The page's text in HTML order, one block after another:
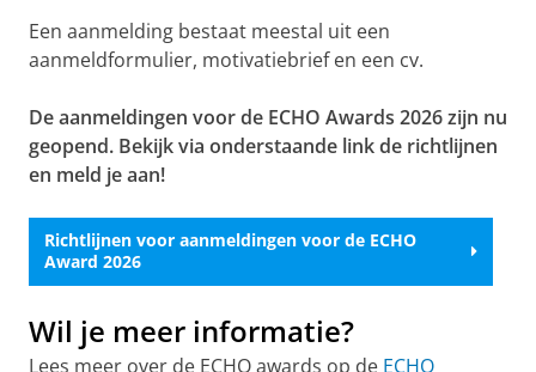
Een aanmelding bestaat meestal uit een
aanmeldformulier, motivatiebrief en een cv.
De aanmeldingen voor de ECHO Awards 2026 zijn nu
geopend. Bekijk via onderstaande link de richtlijnen
en meld je aan!
Richtlijnen voor aanmeldingen voor de ECHO
Award 2026
Wil je meer informatie?
Lees meer over de ECHO awards op de ECHO